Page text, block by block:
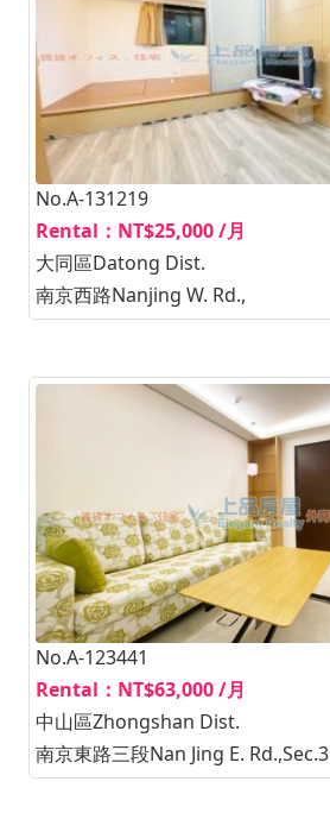
No.A-131219
Rental：NT$25,000 /月
大同區Datong Dist.
南京西路Nanjing W. Rd.,
No.A-123441
Rental：NT$63,000 /月
中山區Zhongshan Dist.
南京東路三段Nan Jing E. Rd.,Sec.3